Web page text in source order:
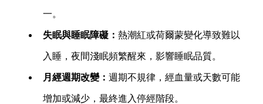
一。
失眠與睡眠障礙： 熱潮紅或荷爾蒙變化導致難以
入睡，夜間淺眠頻繁醒來，影響睡眠品質。
月經週期改變： 週期不規律，經血量或天數可能
增加或減少，最終進入停經階段。